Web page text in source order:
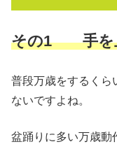
その1 手
普段万歳をするくら
ないですよね。
盆踊りに多い万歳動